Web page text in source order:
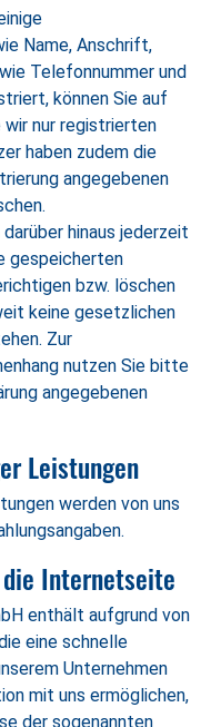
Name, Anschrift,
Telefonnummer und
können Sie auf
wir nur registrierten
haben zudem die
angegebenen
hinaus jederzeit
gespeicherten
bzw. löschen
keine gesetzlichen
Zur
nutzen Sie bitte
angegebenen
Leistungen
werden von uns
Internetseite
enthält aufgrund von
eine schnelle
Unternehmen
mit uns ermöglichen,
der sogenannten